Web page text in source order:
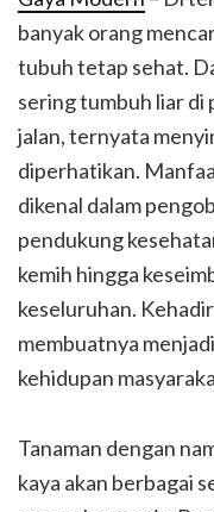
banyak orang
tubuh tetap sehat.
sering tumbuh liar di
jalan, ternyata
diperhatikan.
dikenal dalam
pendukung
kemih hingga
keseluruhan.
membuatnya
kehidupan
Tanaman dengan
kaya akan berbagai